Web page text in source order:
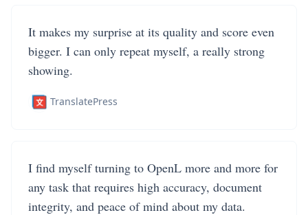
It makes my surprise at its quality and score even
bigger. I can only repeat myself, a really strong
showing.
TranslatePress
I find myself turning to OpenL more and more for
any task that requires high accuracy, document
integrity, and peace of mind about my data.